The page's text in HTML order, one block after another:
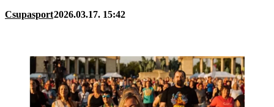
Csupasport2026.03.17. 15:42